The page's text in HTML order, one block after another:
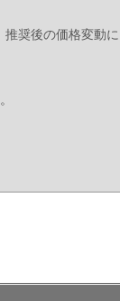
奨後の価格変動